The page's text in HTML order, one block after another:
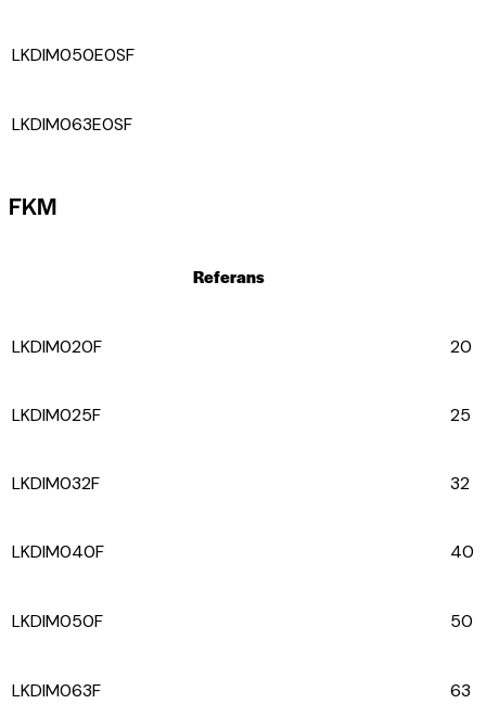
LKDIM050E0SF
LKDIM063E0SF
FKM
Referans
LKDIM020F 20
LKDIM025F 25
LKDIM032F 32
LKDIM040F 40
LKDIM050F 50
LKDIM063F 63